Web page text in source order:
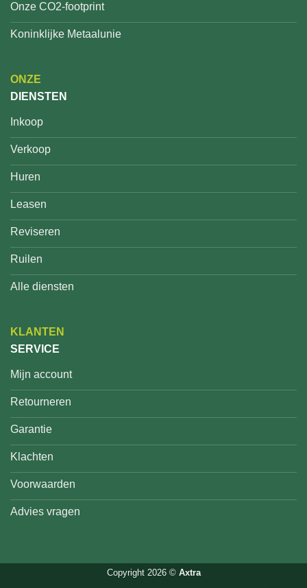
Onze CO2-footprint
Koninklijke Metaalunie
ONZE
DIENSTEN
Inkoop
Verkoop
Huren
Leasen
Reviseren
Ruilen
Alle diensten
KLANTEN
SERVICE
Mijn account
Retourneren
Garantie
Klachten
Voorwaarden
Advies vragen
Copyright 2026 © Axtra